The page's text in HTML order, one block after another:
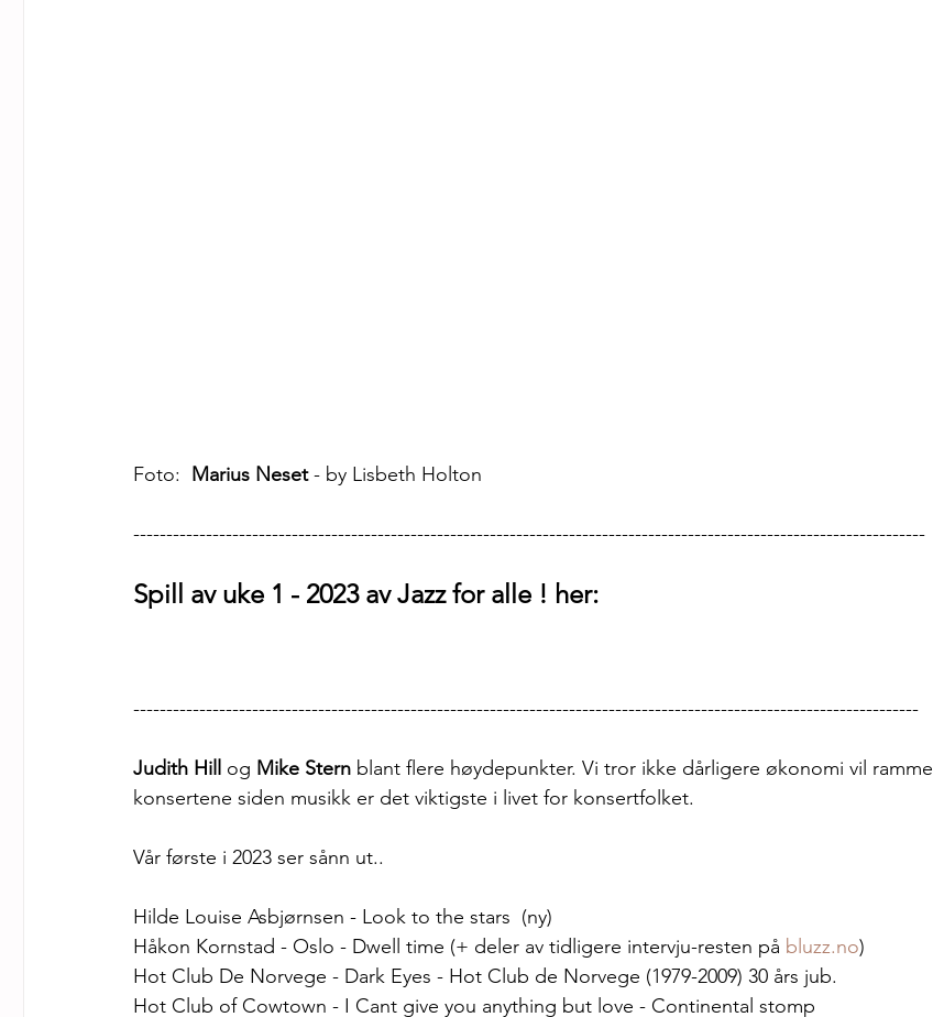
Foto: Marius Neset - by Lisbeth Holton
------------------------------------------------------------------------------------------------------------------------
Spill av uke 1 - 2023 av Jazz for alle ! her:
-----------------------------------------------------------------------------------------------------------------------
Judith Hill og Mike Stern blant flere høydepunkter. Vi tror ikke dårligere økonomi vil ramme
konsertene siden musikk er det viktigste i livet for konsertfolket.
Vår første i 2023 ser sånn ut..
Hilde Louise Asbjørnsen - Look to the stars  (ny)
Håkon Kornstad - Oslo - Dwell time (+ deler av tidligere intervju-resten på bluzz.no)
Hot Club De Norvege - Dark Eyes - Hot Club de Norvege (1979-2009) 30 års jub.
Hot Club of Cowtown - I Cant give you anything but love - Continental stomp